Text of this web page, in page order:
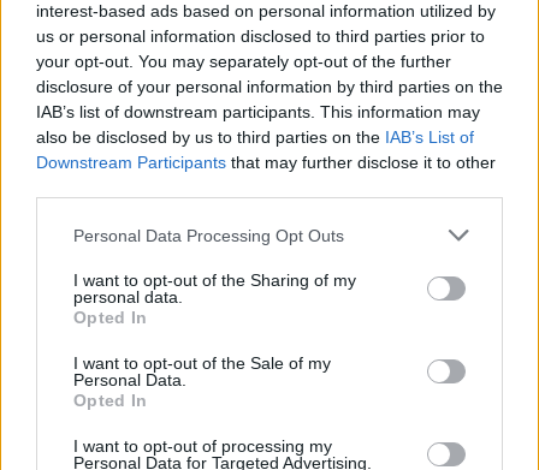
interest-based ads based on personal information utilized by
us or personal information disclosed to third parties prior to
your opt-out. You may separately opt-out of the further
disclosure of your personal information by third parties on the
IAB’s list of downstream participants. This information may
also be disclosed by us to third parties on the IAB’s List of
Downstream Participants that may further disclose it to other
Personal Data Processing Opt Outs
I want to opt-out of the Sharing of my
personal data.
Opted In
I want to opt-out of the Sale of my
Personal Data.
Opted In
I want to opt-out of processing my
Personal Data for Targeted Advertising.
happytraveller:ταξιδιωτική εκπομπή από αληθινούς
ταξιδιώτες!
ΚΑΘΕ ΣΑΒΒΑΤΟ ΣΤΙΣ 13:30 ΣΤΟ ΣΙΓΜΑ
ΤΕΛΕΥΤΑΙΑ ΝΕΑ